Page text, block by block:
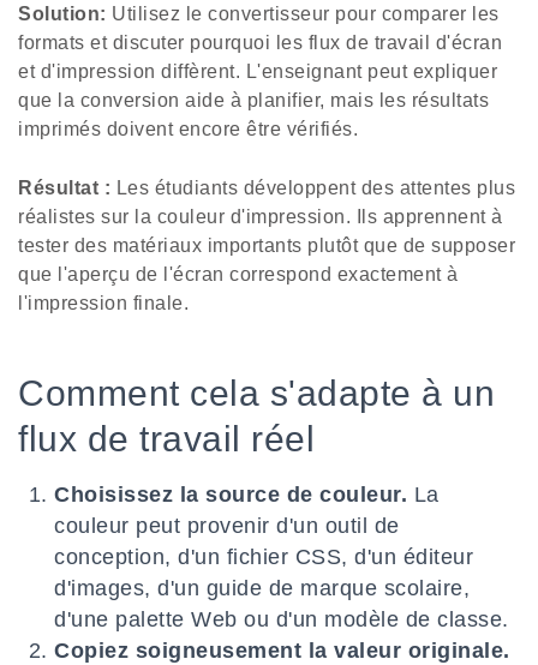
Solution: Utilisez le convertisseur pour comparer les
formats et discuter pourquoi les flux de travail d'écran
et d'impression diffèrent. L'enseignant peut expliquer
que la conversion aide à planifier, mais les résultats
imprimés doivent encore être vérifiés.
Résultat : Les étudiants développent des attentes plus
réalistes sur la couleur d'impression. Ils apprennent à
tester des matériaux importants plutôt que de supposer
que l'aperçu de l'écran correspond exactement à
l'impression finale.
Comment cela s'adapte à un
flux de travail réel
Choisissez la source de couleur. La
couleur peut provenir d'un outil de
conception, d'un fichier CSS, d'un éditeur
d'images, d'un guide de marque scolaire,
d'une palette Web ou d'un modèle de classe.
Copiez soigneusement la valeur originale.